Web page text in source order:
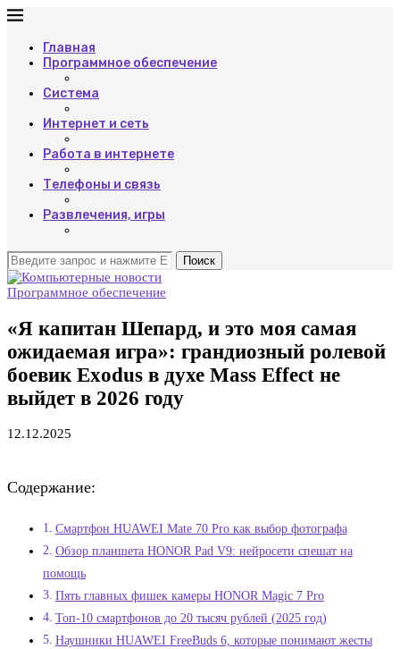
Главная
Программное обеспечение
Система
Интернет и сеть
Работа в интернете
Телефоны и связь
Развлечения, игры
Поиск
Программное обеспечение
«Я капитан Шепард, и это моя самая
ожидаемая игра»: грандиозный ролевой
боевик Exodus в духе Mass Effect не
выйдет в 2026 году
12.12.2025
Содержание:
Смартфон HUAWEI Mate 70 Pro как выбор фотографа
Обзор планшета HONOR Pad V9: нейросети спешат на
помощь
Пять главных фишек камеры HONOR Magic 7 Pro
Топ-10 смартфонов до 20 тысяч рублей (2025 год)
Наушники HUAWEI FreeBuds 6, которые понимают жесты